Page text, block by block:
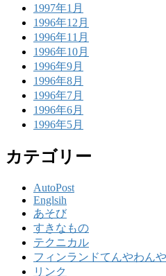
1997年1月
1996年12月
1996年11月
1996年10月
1996年9月
1996年8月
1996年7月
1996年6月
1996年5月
カテゴリー
AutoPost
Englsih
あそび
すきなもの
テクニカル
フィンランドてんやわんや
リンク